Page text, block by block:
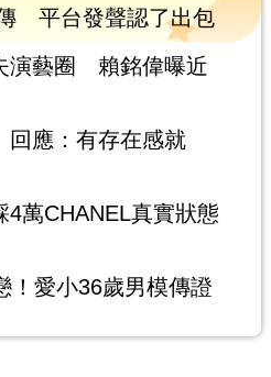
平台發聲認了出包
演藝圈 賴銘偉曝近
應：有存在感就
4萬CHANEL真實狀態
！愛小36歲男模傳證